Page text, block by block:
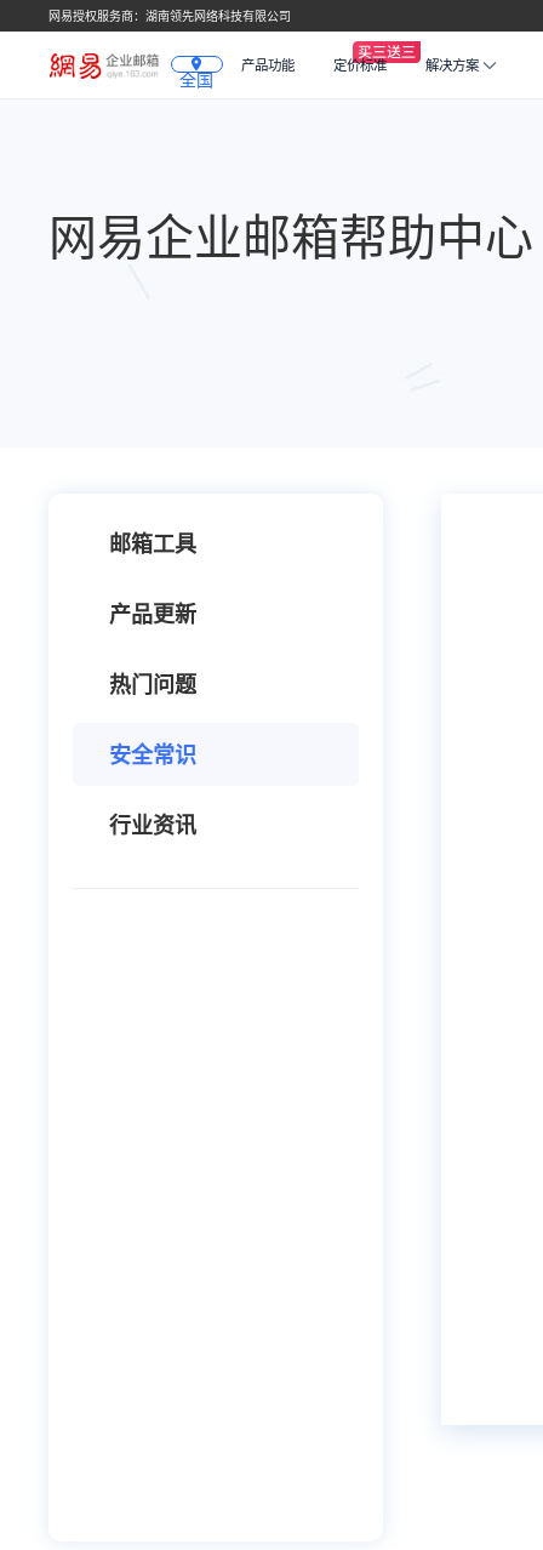
网易授权服务商：湖南领先网络科技有限公司
全国
产品功能 定价标准 解决方案
网易企业邮箱帮助中心
邮箱工具
产品更新
热门问题
安全常识
行业资讯